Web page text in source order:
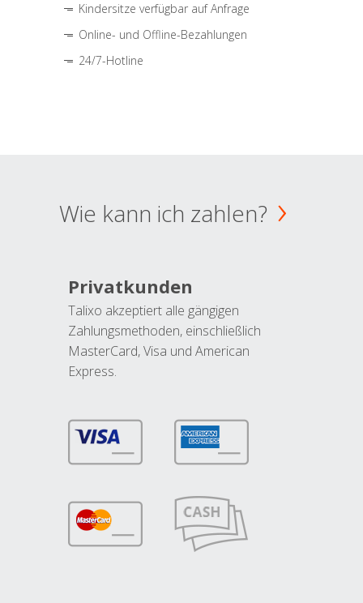
Kindersitze verfügbar auf Anfrage
Online- und Offline-Bezahlungen
24/7-Hotline
Wie kann ich zahlen?
Privatkunden
Talixo akzeptiert alle gängigen
Zahlungsmethoden, einschließlich
MasterCard, Visa und American
Express.